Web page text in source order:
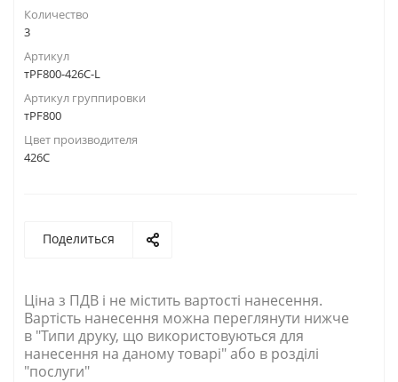
Количество
3
Артикул
тPF800-426C-L
Артикул группировки
тPF800
Цвет производителя
426C
Поделиться
Ціна з ПДВ і не містить вартості нанесення.
Вартість нанесення можна переглянути нижче
в "Типи друку, що використовуються для
нанесення на даному товарі" або в розділі
"послуги"